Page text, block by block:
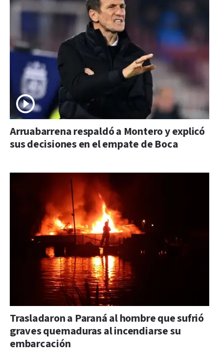
Arruabarrena respaldó a Montero y explicó
sus decisiones en el empate de Boca
Trasladaron a Paraná al hombre que sufrió
graves quemaduras al incendiarse su
embarcación